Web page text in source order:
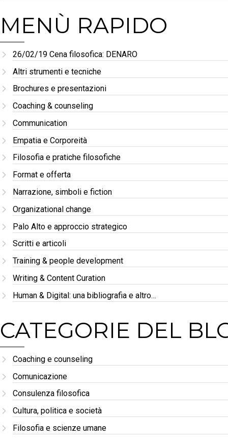
MENÙ RAPIDO
26/02/19 Cena filosofica: DENARO
Altri strumenti e tecniche
Brochures e presentazioni
Coaching & counseling
Communication
Empatia e Corporeità
Filosofia e pratiche filosofiche
Format e offerta
Narrazione, simboli e fiction
Organizational change
Palo Alto e approccio strategico
Scritti e articoli
Training & people development
Writing & Content Curation
Human & Digital: una bibliografia e altro…
CATEGORIE DEL
Coaching e counseling
Comunicazione
Consulenza filosofica
Cultura, politica e società
Filosofia e scienze umane